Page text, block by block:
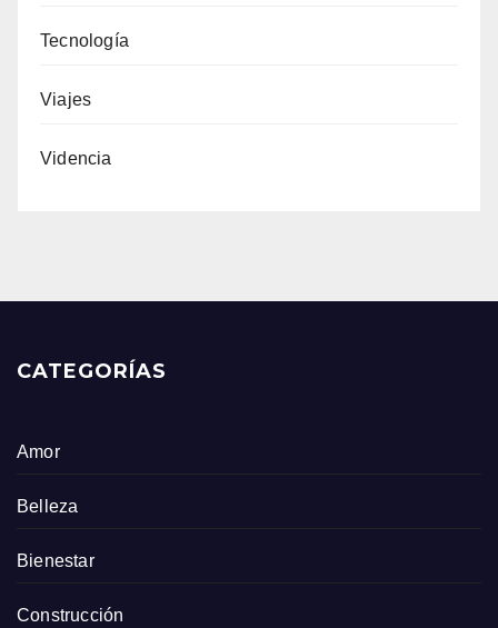
Tecnología
Viajes
Videncia
CATEGORÍAS
Amor
Belleza
Bienestar
Construcción